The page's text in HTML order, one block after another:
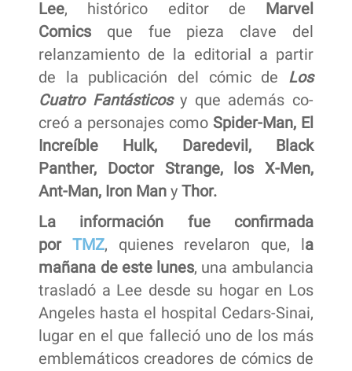
Lee, histórico editor de
Marvel
Comics que fue pieza clave del
relanzamiento de la editorial a partir
de la publicación del cómic de Los
Cuatro Fantásticos y que además co-
creó a personajes comoSpider-Man, El
Increíble Hulk, Daredevil, Black
Panther, Doctor Strange, los X-Men,
Ant-Man, Iron Man y Thor.
La información fue confirmada
porTMZ, quienes revelaron que, l a
mañana de este lunes, una ambulancia
trasladó a Lee desde su hogar en Los
Angeles hasta el hospital Cedars-Sinai,
lugar en el que falleció uno de los más
emblemáticos creadores de cómics de